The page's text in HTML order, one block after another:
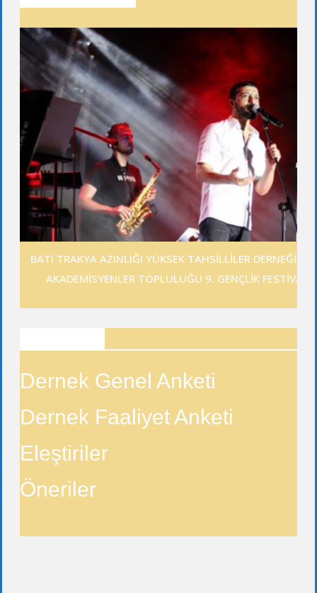
BATI TRAKYA AZINLIĞI YÜKSEK TAHSİLLİLER DERNEĞİ
AKADEMİSYENLER TOPLULUĞU 9. GENÇLİK FESTİVALİ
Dernek Genel Anketi
Dernek Faaliyet Anketi
Eleştiriler
Öneriler